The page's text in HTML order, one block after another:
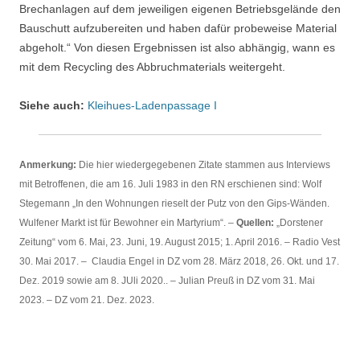
Brechanlagen auf dem jeweiligen eigenen Betriebsgelände den
Bauschutt aufzubereiten und haben dafür probeweise Material
abgeholt.“ Von diesen Ergebnissen ist also abhängig, wann es
mit dem Recycling des Abbruchmaterials weitergeht.
Siehe auch: Kleihues-Ladenpassage I
Anmerkung: Die hier wiedergegebenen Zitate stammen aus Interviews
mit Betroffenen, die am 16. Juli 1983 in den RN erschienen sind: Wolf
Stegemann „In den Wohnungen rieselt der Putz von den Gips-Wänden.
Wulfener Markt ist für Bewohner ein Martyrium“. – Quellen: „Dorstener
Zeitung“ vom 6. Mai, 23. Juni, 19. August 2015; 1. April 2016. – Radio Vest
30. Mai 2017. – Claudia Engel in DZ vom 28. März 2018, 26. Okt. und 17.
Dez. 2019 sowie am 8. JUli 2020.. – Julian Preuß in DZ vom 31. Mai
2023. – DZ vom 21. Dez. 2023.